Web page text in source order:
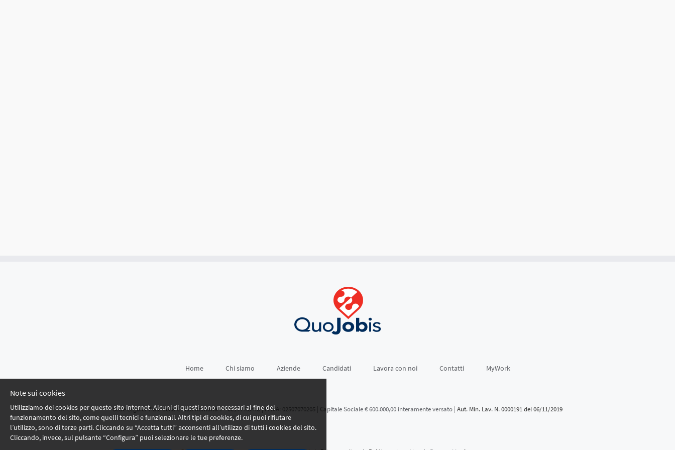
Note sui cookies
Utilizziamo dei cookies per questo sito internet. Alcuni di questi sono necessari al fine del
funzionamento del sito, come quelli tecnici e funzionali. Altri tipi di cookies, di cui puoi rifiutare
l’utilizzo, sono di terze parti. Cliccando su “Accetta tutti” acconsenti all’utilizzo di tutti i cookies del sito.
Cliccando, invece, sul pulsante “Configura” puoi selezionare le tue preferenze.
Home Chi siamo Aziende Candidati Lavora con noi Contatti MyWork
Sede Legale: Viale della Civiltà Romana 7 - 00144 Roma | P. IVA: 02507070205 | Capitale Sociale € 600.000,00 interamente versato | Aut. Min. Lav. N. 0000191 del 06/11/2019